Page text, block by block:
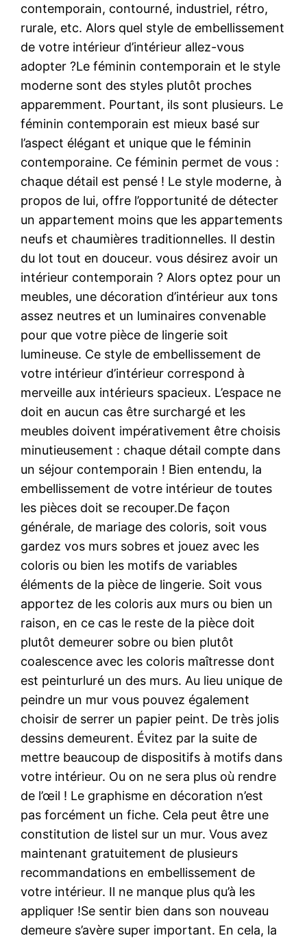
contemporain, contourné, industriel, rétro,
rurale, etc. Alors quel style de embellissement
de votre intérieur d’intérieur allez-vous
adopter ?Le féminin contemporain et le style
moderne sont des styles plutôt proches
apparemment. Pourtant, ils sont plusieurs. Le
féminin contemporain est mieux basé sur
l’aspect élégant et unique que le féminin
contemporaine. Ce féminin permet de vous :
chaque détail est pensé ! Le style moderne, à
propos de lui, offre l’opportunité de détecter
un appartement moins que les appartements
neufs et chaumières traditionnelles. Il destin
du lot tout en douceur. vous désirez avoir un
intérieur contemporain ? Alors optez pour un
meubles, une décoration d’intérieur aux tons
assez neutres et un luminaires convenable
pour que votre pièce de lingerie soit
lumineuse. Ce style de embellissement de
votre intérieur d’intérieur correspond à
merveille aux intérieurs spacieux. L’espace ne
doit en aucun cas être surchargé et les
meubles doivent impérativement être choisis
minutieusement : chaque détail compte dans
un séjour contemporain ! Bien entendu, la
embellissement de votre intérieur de toutes
les pièces doit se recouper.De façon
générale, de mariage des coloris, soit vous
gardez vos murs sobres et jouez avec les
coloris ou bien les motifs de variables
éléments de la pièce de lingerie. Soit vous
apportez de les coloris aux murs ou bien un
raison, en ce cas le reste de la pièce doit
plutôt demeurer sobre ou bien plutôt
coalescence avec les coloris maîtresse dont
est peinturluré un des murs. Au lieu unique de
peindre un mur vous pouvez également
choisir de serrer un papier peint. De très jolis
dessins demeurent. Évitez par la suite de
mettre beaucoup de dispositifs à motifs dans
votre intérieur. Ou on ne sera plus où rendre
de l’œil ! Le graphisme en décoration n’est
pas forcément un fiche. Cela peut être une
constitution de listel sur un mur. Vous avez
maintenant gratuitement de plusieurs
recommandations en embellissement de
votre intérieur. Il ne manque plus qu’à les
appliquer !Se sentir bien dans son nouveau
demeure s’avère super important. En cela, la